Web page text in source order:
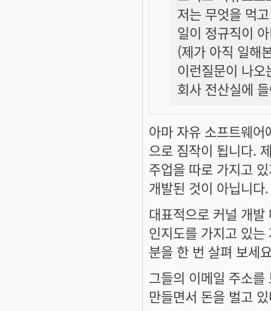
저는 무엇을 먹
일이 정규직이
(제가 아직 일해
이런질문이 나
회사 전산실에
아마 자유 소프트웨
으로 짐작이 됩니다.
주업을 따로 가지고
개발된 것이 아닙니다.
대표적으로 커널 개
인지도를 가지고 있
분을 한 번 살펴 보세
그들의 이메일 주소
만들면서 돈을 벌고